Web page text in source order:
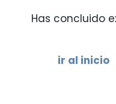
Has concluido
ir al inicio